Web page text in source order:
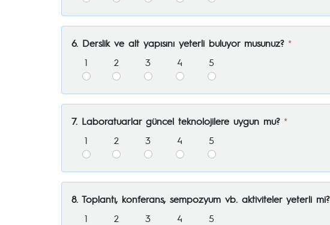
6. Derslik ve alt yapısını yeterli buluyor musunuz? *
1
2 3 4 5
7. Laboratuarlar güncel teknolojilere uygun mu? *
1
2 3 4 5
8. Toplantı, konferans, sempozyum vb. aktiviteler yeterli mi?
1
2 3 4 5